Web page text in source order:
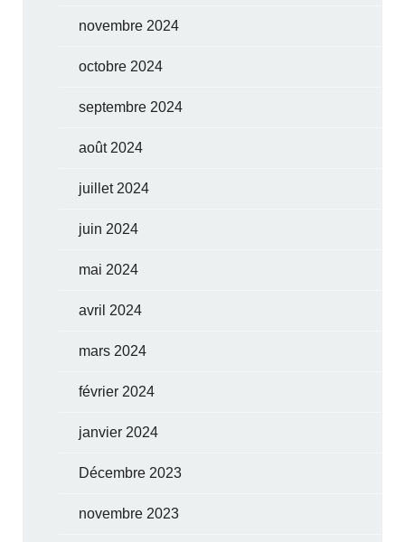
novembre 2024
octobre 2024
septembre 2024
août 2024
juillet 2024
juin 2024
mai 2024
avril 2024
mars 2024
février 2024
janvier 2024
Décembre 2023
novembre 2023